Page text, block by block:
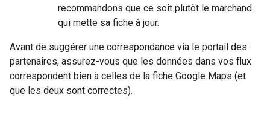
recommandons que ce soit plutôt le marchand
qui mette sa fiche à jour.
Avant de suggérer une correspondance via le portail des
partenaires, assurez-vous que les données dans vos flux
correspondent bien à celles de la fiche Google Maps (et
que les deux sont correctes).